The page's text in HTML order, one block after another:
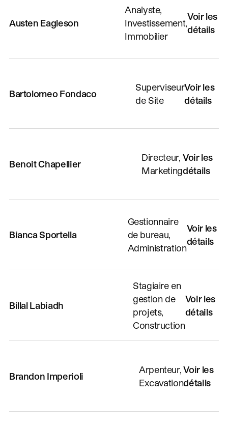
Austen Eagleson
Analyste,
Investissement,
Immobilier
Voir les
détails
Bartolomeo Fondaco
Superviseur
de Site
Voir les
détails
Benoit Chapellier
Directeur,
Marketing
Voir les
détails
Bianca Sportella
Gestionnaire
de bureau,
Administration
Voir les
détails
Billal Labiadh
Stagiaire en
gestion de
projets,
Construction
Voir les
détails
Brandon Imperioli
Arpenteur,
Excavation
Voir les
détails